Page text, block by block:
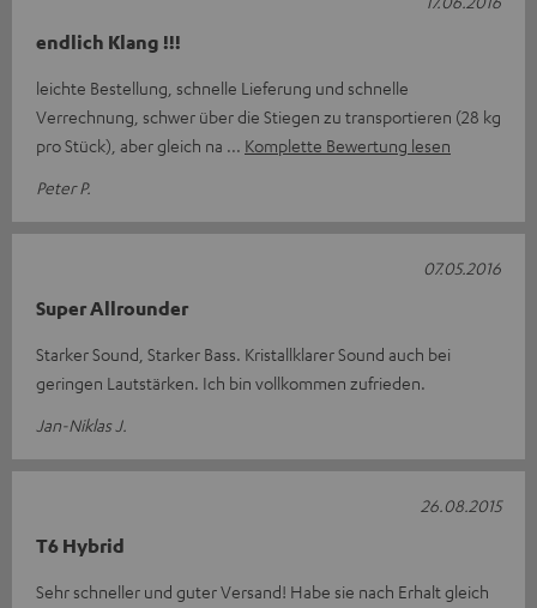
endlich Klang !!!
leichte Bestellung, schnelle Lieferung und schnelle
Verrechnung, schwer über die Stiegen zu transportieren (28 kg
pro Stück), aber gleich na
Komplette Bewertung lesen
Peter P.
Super Allrounder
Starker Sound, Starker Bass. Kristallklarer Sound auch bei
geringen Lautstärken. Ich bin vollkommen zufrieden.
Jan-Niklas J.
07.05.2016
T6 Hybrid
Sehr schneller und guter Versand! Habe sie nach Erhalt gleich
26.08.2015